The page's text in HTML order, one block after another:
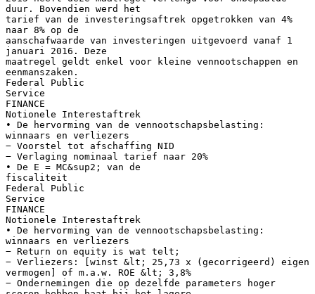
duur. Bovendien werd het
tarief van de investeringsaftrek opgetrokken van 4%
naar 8% op de
aanschafwaarde van investeringen uitgevoerd vanaf 1
januari 2016. Deze
maatregel geldt enkel voor kleine vennootschappen en
eenmanszaken.
Federal Public
Service
FINANCE
Notionele Interestaftrek
• De hervorming van de vennootschapsbelasting:
winnaars en verliezers
− Voorstel tot afschaffing NID
− Verlaging nominaal tarief naar 20%
• De E = MC&sup2; van de
fiscaliteit
Federal Public
Service
FINANCE
Notionele Interestaftrek
• De hervorming van de vennootschapsbelasting:
winnaars en verliezers
− Return on equity is wat telt;
− Verliezers: [winst &lt; 25,73 x (gecorrigeerd) eigen
vermogen] of m.a.w. ROE &lt; 3,8%
− Ondernemingen die op dezelfde parameters hoger